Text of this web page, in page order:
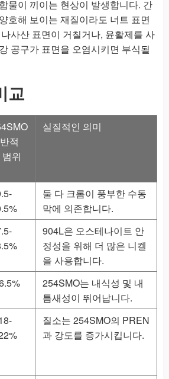
물이 끼이는 현상이 발생합니다. 간
호해 보이는 재질이라도 너트 표면
사산 표면이 거칠거나, 윤활제를 사
공구가 표면을 오염시키면 부식될
교
적
범위
실질적인 의미
둘 다 크롬이 풍부한 수동
막에 의존합니다.
904L은 오스테나이트 안
정성을 위해 더 많은 니켈
을 사용합니다.
254SMO는 내식성 및 내
틈새성이 뛰어납니다.
질소는 254SMO의 PREN
과 강도를 증가시킵니다.